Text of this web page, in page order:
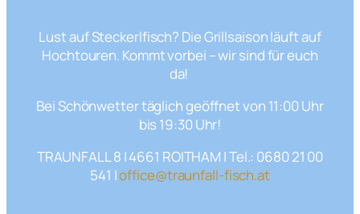
Lust auf Steckerlfisch? Die Grillsaison läuft auf
Hochtouren. Kommt vorbei – wir sind für euch
da!
Bei Schönwetter täglich geöffnet von 11:00 Uhr
bis 19:30 Uhr!
TRAUNFALL 8 | 4661 ROITHAM | Tel.: 0680 21 00
541 |office@traunfall-fisch.at